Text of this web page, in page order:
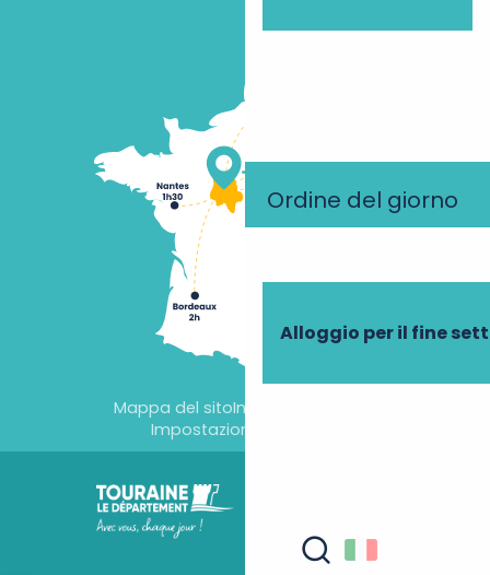
Ordine del giorno
Alloggio per il fine
Mappa del sitoInformazioni legali
Impostazioni dei cookie